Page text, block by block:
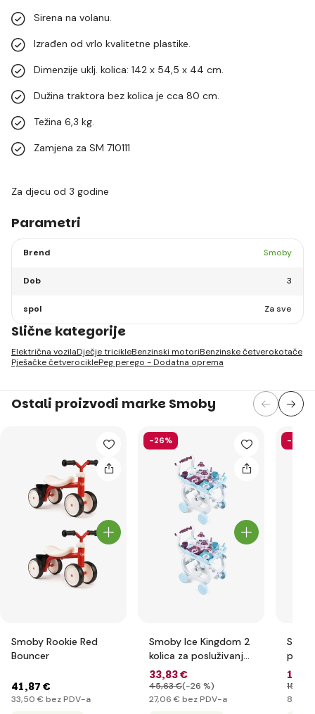
Sirena na volanu.
Izrađen od vrlo kvalitetne plastike.
Dimenzije uklj. kolica: 142 x 54,5 x 44 cm.
Dužina traktora bez kolica je cca 80 cm.
Težina 6,3 kg.
Zamjena za SM 710111
Za djecu od 3 godine
Parametri
Brend Smoby
Dob 3
spol Za sve
Slične kategorije
Električna vozilaDječje tricikleBenzinski motoriBenzinske četverokotače
Pješačke četverociklePeg perego - Dodatna oprema
Ostali proizvodi marke Smoby
Smoby Rookie Red
Bouncer
41,87 €
33,50 € bez PDV-a
-26%
Smoby Ice Kingdom 2
kolica za posluživanje
XL
33,83 €
45,63 €(-26 %)
27,06 € bez PDV-a
-33%
101
152
81